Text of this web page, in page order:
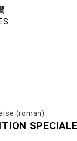
(roman)